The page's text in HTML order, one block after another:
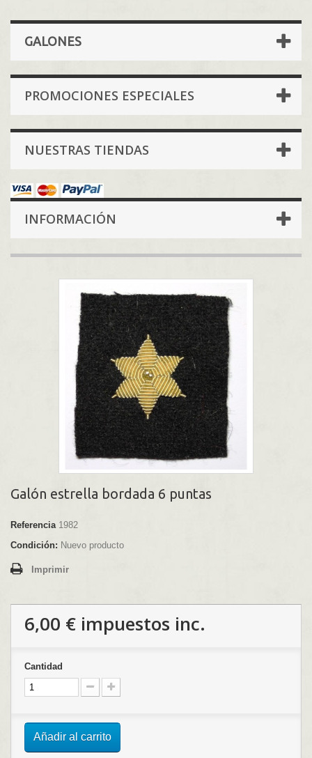
GALONES
PROMOCIONES ESPECIALES
NUESTRAS TIENDAS
INFORMACIÓN
Galón estrella bordada 6 puntas
Referencia 1982
Condición: Nuevo producto
Imprimir
6,00 € impuestos inc.
Cantidad
Añadir al carrito